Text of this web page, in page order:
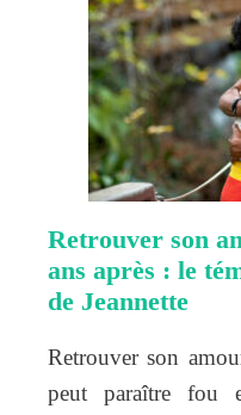
Retrouver son
ans après : le
de Jeannette
Retrouver son
peut paraître fou